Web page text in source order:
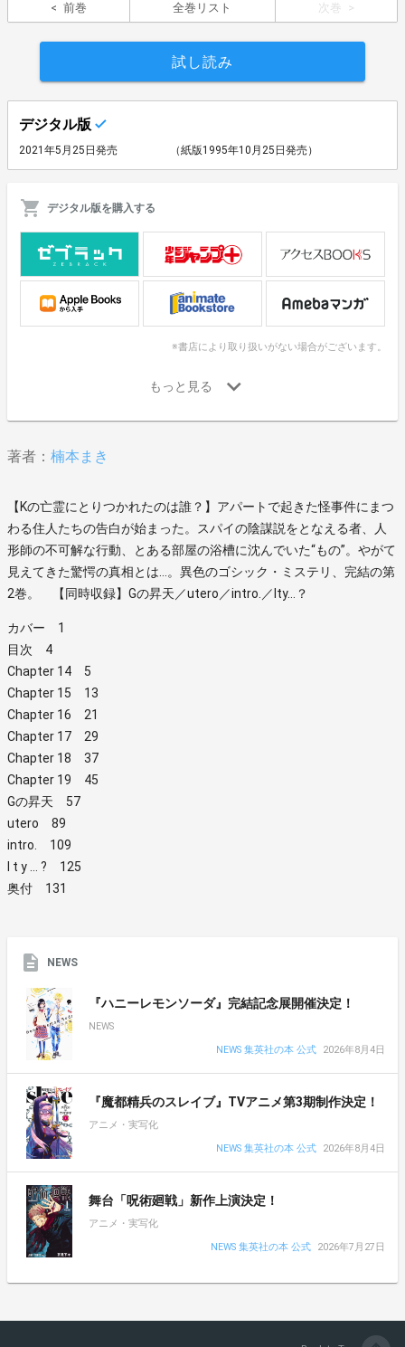
前巻 全巻リスト 次巻
試し読み
デジタル版
2021年5月25日発売 （紙版1995年10月25日発売）
デジタル版を購入する
※書店により取り扱いがない場合がございます。
著者： 楠本まき
【Kの亡霊にとりつかれたのは誰？】アパートで起きた怪事件にまつ
わる住人たちの告白が始まった。スパイの陰謀説をとなえる者、人
形師の不可解な行動、とある部屋の浴槽に沈んでいた“もの”。やがて
見えてきた驚愕の真相とは…。異色のゴシック・ミステリ、完結の第
2巻。 【同時収録】Gの昇天／utero／intro.／lty…？
カバー 1
目次 4
Chapter 14 5
Chapter 15 13
Chapter 16 21
Chapter 17 29
Chapter 18 37
Chapter 19 45
Gの昇天 57
utero 89
intro. 109
l t y … ? 125
奥付 131
NEWS
『ハニーレモンソーダ』完結記念展開催決定！
NEWS
NEWS 集英社の本 公式
2026年8月4日
『魔都精兵のスレイブ』TVアニメ第3期制作決定！
アニメ・実写化
NEWS 集英社の本 公式
2026年8月4日
舞台「呪術廻戦」新作上演決定！
アニメ・実写化
NEWS 集英社の本 公式
2026年7月27日